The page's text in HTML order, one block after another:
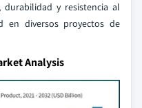
y resistencia al
en diversos proyectos de
Analysis